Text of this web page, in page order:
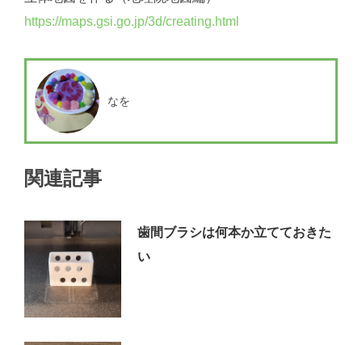
https://maps.gsi.go.jp/3d/creating.html
なを
関連記事
歯間ブラシは何本か立てておきた
い